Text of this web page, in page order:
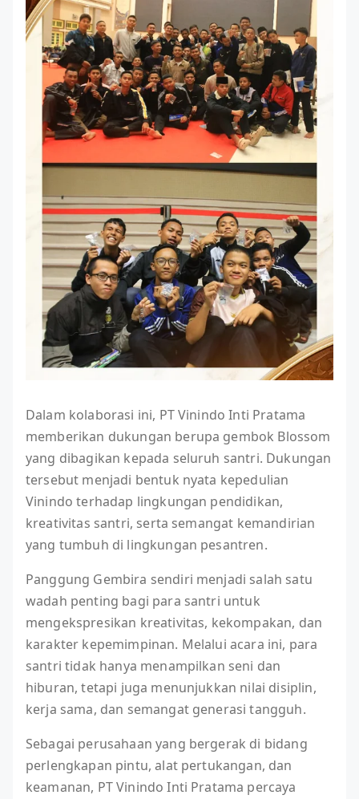
Dalam kolaborasi ini, PT Vinindo Inti Pratama
memberikan dukungan berupa gembok Blossom
yang dibagikan kepada seluruh santri. Dukungan
tersebut menjadi bentuk nyata kepedulian
Vinindo terhadap lingkungan pendidikan,
kreativitas santri, serta semangat kemandirian
yang tumbuh di lingkungan pesantren.
Panggung Gembira sendiri menjadi salah satu
wadah penting bagi para santri untuk
mengekspresikan kreativitas, kekompakan, dan
karakter kepemimpinan. Melalui acara ini, para
santri tidak hanya menampilkan seni dan
hiburan, tetapi juga menunjukkan nilai disiplin,
kerja sama, dan semangat generasi tangguh.
Sebagai perusahaan yang bergerak di bidang
perlengkapan pintu, alat pertukangan, dan
keamanan, PT Vinindo Inti Pratama percaya